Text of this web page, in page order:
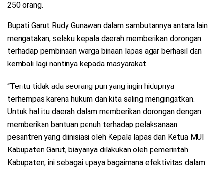
250 orang.
Bupati Garut Rudy Gunawan dalam sambutannya antara lain
mengatakan, selaku kepala daerah memberikan dorongan
terhadap pembinaan warga binaan lapas agar berhasil dan
kembali lagi nantinya kepada masyarakat.
“Tentu tidak ada seorang pun yang ingin hidupnya
terhempas karena hukum dan kita saling mengingatkan.
Untuk hal itu daerah dalam memberikan dorongan dengan
memberikan bantuan penuh terhadap pelaksanaan
pesantren yang diinisiasi oleh Kepala lapas dan Ketua MUI
Kabupaten Garut, biayanya dilakukan oleh pemerintah
Kabupaten, ini sebagai upaya bagaimana efektivitas dalam